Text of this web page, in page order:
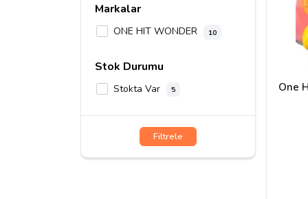
Markalar
ONE HIT WONDER 10
Stok Durumu
Stokta Var 5
Filtrele
One